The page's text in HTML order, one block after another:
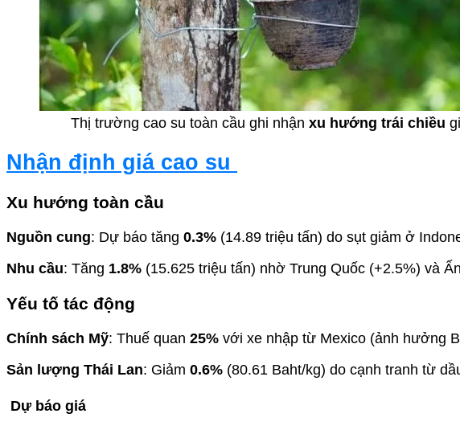
Thị trường cao su toàn cầu ghi nhận xu hướng trái chiều
Nhận định giá cao su
Xu hướng toàn cầu
Nguồn cung: Dự báo tăng 0.3% (14.89 triệu tấn) do sụt giảm ở
Nhu cầu: Tăng 1.8% (15.625 triệu tấn) nhờ Trung Quốc (+2.5%) và
Yếu tố tác động
Chính sách Mỹ: Thuế quan 25% với xe nhập từ Mexico (ảnh hưởng
Sản lượng Thái Lan: Giảm 0.6% (80.61 Baht/kg) do cạnh tranh từ
Dự báo giá